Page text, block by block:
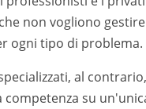
non vogliono
ogni tipo di problema.
al
su